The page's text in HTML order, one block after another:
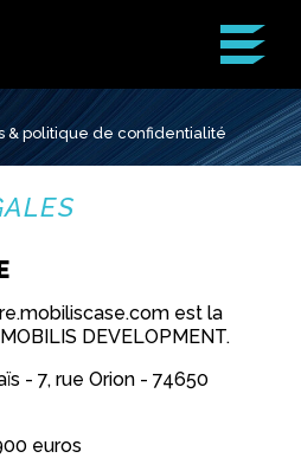
& politique de confidentialité
est la
DEVELOPMENT.
- 7, rue Orion - 74650
euros